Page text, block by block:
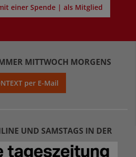
einer Spende | als Mitglied
MITTWOCH MORGENS
per E-Mail
UND SAMSTAGS IN DER